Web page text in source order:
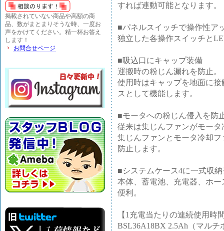
掲載されていない商品や高額の商
品、数がまとまりそうな時、一度お
声をかけてください。精一杯お答え
します！
お問合せページ
すれば連動可能となります。
■パネルスイッチで操作性ア
独立した各操作スイッチと
■吸込口にキャップ装備
運搬時の粉じん漏れを防止。
使用時はキャップを地面に
スとして機能します。
■モータへの粉じん侵入を防
従来は集じんファンがモー
集じんファンとモータ冷却
防止します。
■システムケース4に一式収
本体、蓄電池、充電器、ホ
便利。
【1充電当たりの連続使用時
BSL36A18BX 2.5Ah（マルチ